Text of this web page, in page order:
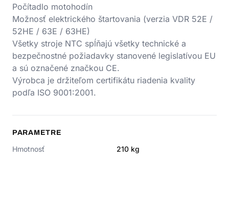
Počítadlo motohodín
Možnosť elektrického štartovania (verzia VDR 52E /
52HE / 63E / 63HE)
Všetky stroje NTC spĺňajú všetky technické a
bezpečnostné požiadavky stanovené legislatívou EU
a sú označené značkou CE.
Výrobca je držiteľom certifikátu riadenia kvality
podľa ISO 9001:2001.
PARAMETRE
Hmotnosť 210 kg